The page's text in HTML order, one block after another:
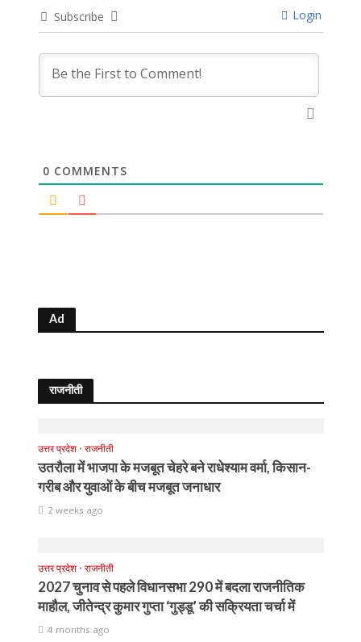
Subscribe Login
0 COMMENTS
Ad
राजनीती
उत्तर प्रदेश • राजनीती
उतरौला में भाजपा के मजबूत चेहरे बने राधेश्याम वर्मा, किसान-
गरीब और युवाओं के बीच मजबूत जनाधार
2 weeks ago
उत्तर प्रदेश • राजनीती
2027 चुनाव से पहले विधानसभा 290 में बदला राजनीतिक
माहौल, जीतेन्द्र कुमार गुप्ता ‘गुड्डू’ की सक्रियता चर्चा में
4 months ago